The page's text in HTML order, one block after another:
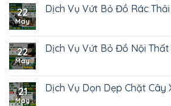
22
May
Dịch Vụ Vứt Bỏ Đồ Rác Thải
22
May
Dịch Vụ Vứt Bỏ Đồ Nội Thất
21
May
Dịch Vụ Dọn Dẹp Chặt Cây